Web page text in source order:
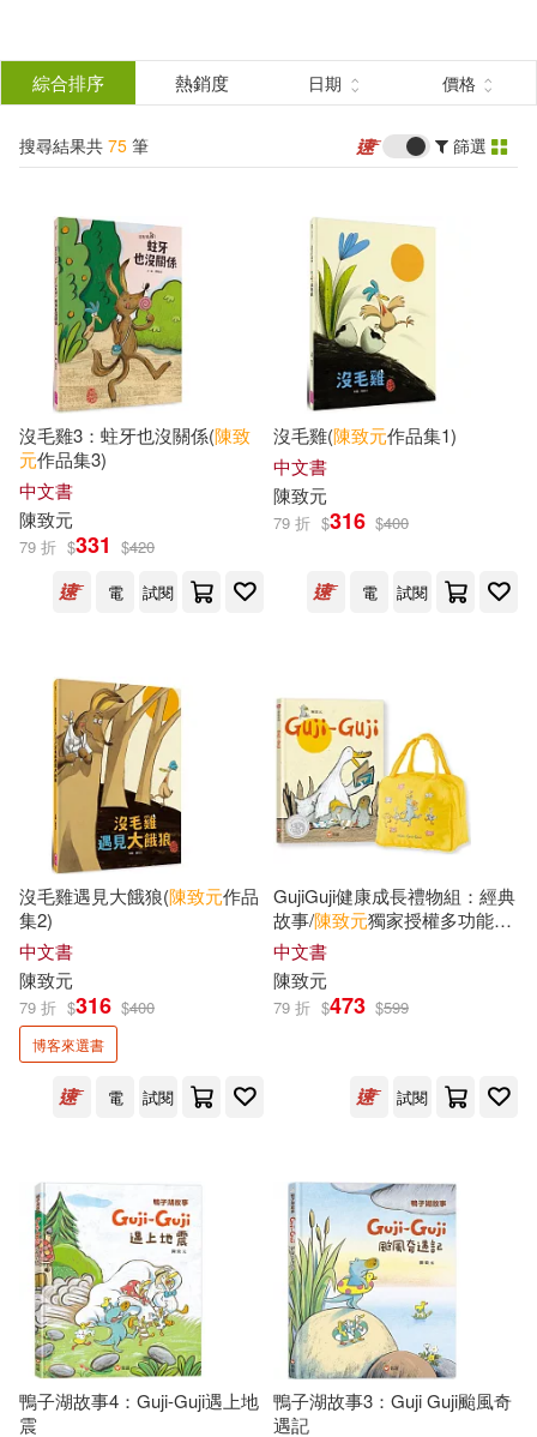
結
分類 (單選)
所有商品(75) 圖書(57)
電子書(11)
作者 (可複選)
陳致元(49) 周逸芬(13)
丹尼爾‧米契林斯基(4)
亞歷珊卓‧米契林斯卡(4)
張麗雪(2)
溫碧珠(2) 蘇紹連(2)
Chen Chih-Yuan (陳致元)(1)
劉如桂(1) 劉旭恭(1)
曾傳輝(1)
曾陽晴(1)
王金選(1) 羅伯特．曼斯基(1)
艾比蓋兒‧惠特利(1)
茉伊拉・巴特菲爾德(1)
萬華國(1)
展開
出版社 (可複選)
親子天下(30) 和英(16)
信誼基金出版社(12)
明天出版社(4)
三民(2) 上誼文化公司(2)
二匠文化(1)
宗教文化出版社(1) 書林(1)
配送方式 (可複選)
可超商取貨(54)
可港澳店取(44)
可新加坡店取(44)
可菲律賓店取(44)
綜合排序 熱銷度 日期 價格
搜尋結果共 75 筆 篩選
沒毛雞3：蛀牙也沒關係(陳致
元作品集3)
中文書
陳致元
79 折 $331 $420
電
試閱
沒毛雞(陳致元作品集1)
中文書
陳致元
79 折 $316 $400
電 試閱
沒毛雞遇見大餓狼(陳致元作品
集2)
中文書
陳致元
79 折 $316 $400
博客來選書
電 試閱
GujiGuji健康成長禮物組：經典
故事/陳致元獨家授權多功能防
水手提餐袋
中文書
陳致元
79 折 $473 $599
試閱
鴨子湖故事4：Guji-Guji遇上地
震
鴨子湖故事3：Guji Guji颱風奇
遇記